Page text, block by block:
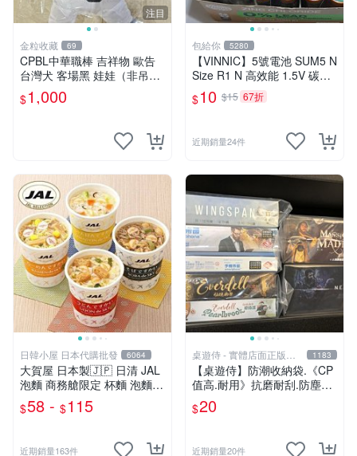
注目
金粒收藏 69
CPBL中華職棒 吉祥物 歐告
台灣犬 客場黑 娃娃（非吊
飾）
$1,000
包給你 5280
【VINNIC】5號電池 SUM5 N
Size R1 N 高效能 1.5V 碳鋅
電池 鋅錳
$10 $15 67折
近期銷量24件
日韓小屋 日本代購批發 6064
大賀屋 日本製🇯🇵 日清 JAL
泡麵 商務艙限定 杯麵 泡麵
海鮮什錦 和風醬油拉麵 日航
正版 J00051341
$58 - $115
近期銷量163件
桌遊侍 - 實體店面正版專
賣
1183
【桌遊侍】防潮收納袋.《CP
值高.耐用》抗磨耐刮.防塵實
用.保護桌遊.桌遊周邊.牌套
外的新選擇.大量優惠.桌遊收
$20
近期銷量20件